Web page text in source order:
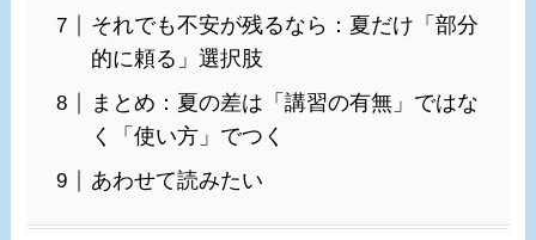
それでも不安が残るなら：夏だけ「部分
的に頼る」選択肢
まとめ：夏の差は「講習の有無」ではな
く「使い方」でつく
あわせて読みたい